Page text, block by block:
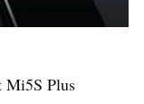
Mi5S Plus